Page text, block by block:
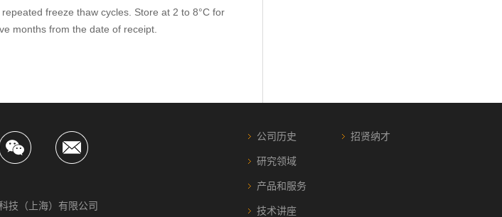
freeze thaw cycles. Store at 2 to 8°C for
months from the date of receipt.
技（上海）有限公司
公司历史
研究领域
产品和服务
技术讲座
招贤纳才